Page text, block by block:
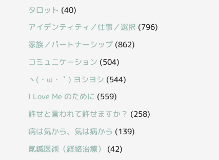
タロット (40)
アイデンティティ／仕事／選択 (796)
家族／パートナーシップ (862)
コミュニケーション (504)
丶(・ω・｀) ヨシヨシ (544)
I Love Me のために (559)
許せと言われて許せますか？ (258)
病は気から、気は病から (139)
氣鍼医術（経絡治療）
(42)